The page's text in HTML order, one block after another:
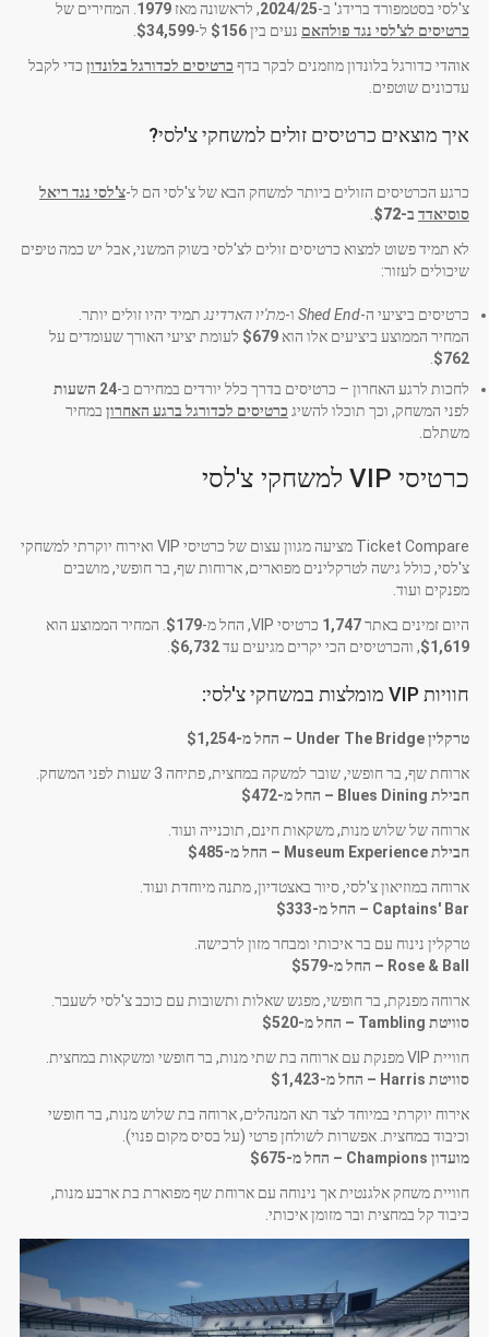
צ'לסי בסטמפורד ברידג' ב-2024/25, לראשונה מאז 1979 . המחירים של
כרטיסים לצ'לסי נגד פולהאם נעים בין$156 ל-$34,599
אוהדי כדורגל בלונדון מוזמנים לבקר בדף כרטיסים לכדורגל בלונדון כדי לקבל
עדכונים שוטפים.
איך מוצאים כרטיסים זולים למשחקי צ'לסי?
כרגע הכרטיסים הזולים ביותר למשחק הבא של צ'לסי הם ל-צ'לסי נגד ריאל
סוסיאדדב-$72
לא תמיד פשוט למצוא כרטיסים זולים לצ'לסי בשוק המשני, אבל יש כמה טיפים
שיכולים לעזור:
כרטיסים ביציעי ה-Shed End ו-מת'יו הארדינג תמיד יהיו זולים יותר.
המחיר הממוצע ביציעים אלו הוא $679 לעומת יציעי האורך שעומדים על
$762
לחכות לרגע האחרון – כרטיסים בדרך כלל יורדים במחירם ב-24 השעות
לפני המשחק, וכך תוכלו להשיג כרטיסים לכדורגל ברגע האחרון במחיר
משתלם.
כרטיסי VIP למשחקי צ'לסי
Ticket Compare מציעה מגוון עצום של כרטיסי VIP ואירוח יוקרתי למשחקי
צ'לסי, כולל גישה לטרקלינים מפוארים, ארוחות שף, בר חופשי, מושבים
מפנקים ועוד.
היום זמינים באתר1,747 כרטיסי VIP, החל מ- $179 . המחיר הממוצע הוא
$1,619, והכרטיסים הכי יקרים מגיעים עד$6,732
חוויות VIP מומלצות במשחקי צ'לסי:
טרקלין Under The Bridge – החל מ-$1,254
ארוחת שף, בר חופשי, שובר למשקה במחצית, פתיחה 3 שעות לפני המשחק.
חבילת Blues Dining – החל מ-$472
ארוחה של שלוש מנות, משקאות חינם, תוכנייה ועוד.
חבילת Museum Experience – החל מ-$485
ארוחה במוזיאון צ'לסי, סיור באצטדיון, מתנה מיוחדת ועוד.
Captains' Bar – החל מ-$333
טרקלין נינוח עם בר איכותי ומבחר מזון לרכישה.
Rose & Ball – החל מ-$579
ארוחה מפנקת, בר חופשי, מפגש שאלות ותשובות עם כוכב צ'לסי לשעבר.
סוויטת Tambling – החל מ-$520
חוויית VIP מפנקת עם ארוחה בת שתי מנות, בר חופשי ומשקאות במחצית.
סוויטת Harris – החל מ-$1,423
אירוח יוקרתי במיוחד לצד תא המנהלים, ארוחה בת שלוש מנות, בר חופשי
וכיבוד במחצית. אפשרות לשולחן פרטי (על בסיס מקום פנוי).
מועדון Champions – החל מ-$675
חוויית משחק אלגנטית אך נינוחה עם ארוחת שף מפוארת בת ארבע מנות,
כיבוד קל במחצית ובר מזומן איכותי.